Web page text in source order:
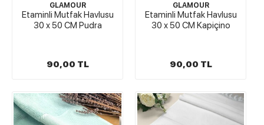
GLAMOUR
Etaminli Mutfak Havlusu
30 x 50 CM Pudra
90,00 TL
GLAMOUR
Etaminli Mutfak Havlusu
30 x 50 CM Kapiçino
90,00 TL